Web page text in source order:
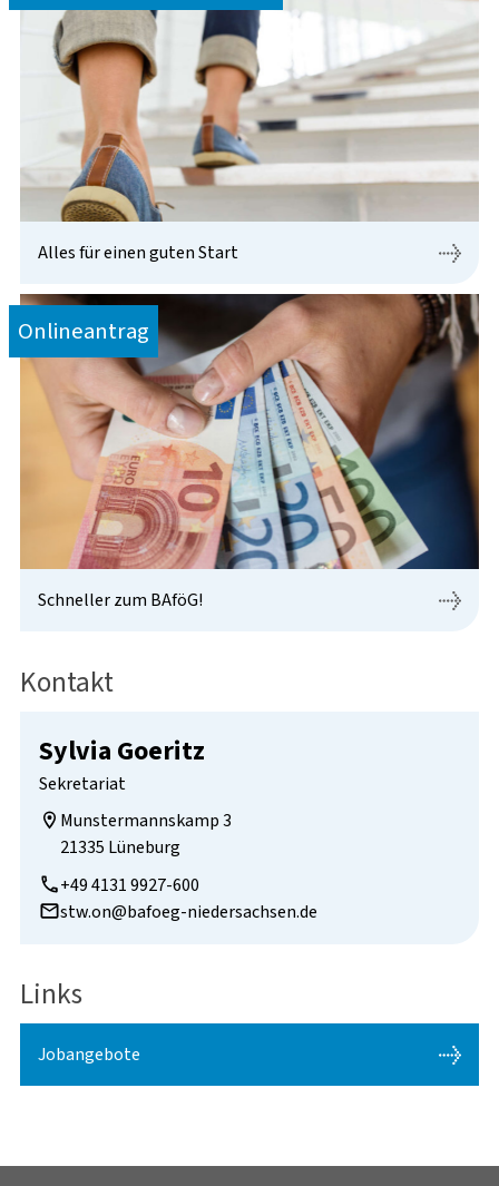
Alles für einen guten Start
Onlineantrag
Schneller zum BAföG!
Kontakt
Sylvia Goeritz
Sekretariat
Munstermannskamp 3
21335 Lüneburg
+49 4131 9927-600
stw.on@bafoeg-niedersachsen.de
Links
Jobangebote